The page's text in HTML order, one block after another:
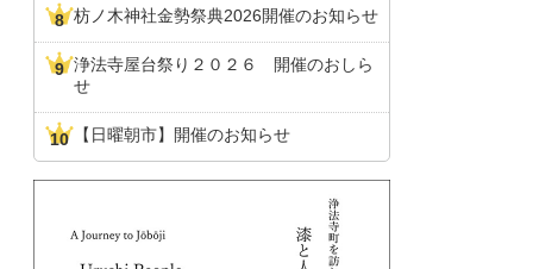
枋ノ木神社金勢祭典2026開催のお知らせ
浄法寺屋台祭り２０２６ 開催のおしら
せ
【日曜朝市】開催のお知らせ